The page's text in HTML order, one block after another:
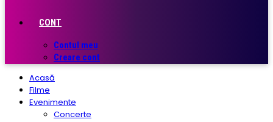
CONT
Contul meu
Creare cont
Acasă
Filme
Evenimente
Concerte